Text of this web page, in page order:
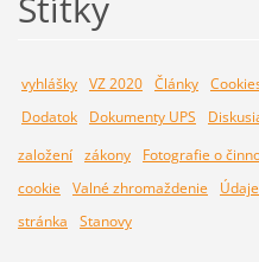
vyhlášky VZ 2020 Články
Dodatok
Dokumenty UPS
založení zákony Fotografie o
cookie
Valné zhromaždenie
stránka
Stanovy